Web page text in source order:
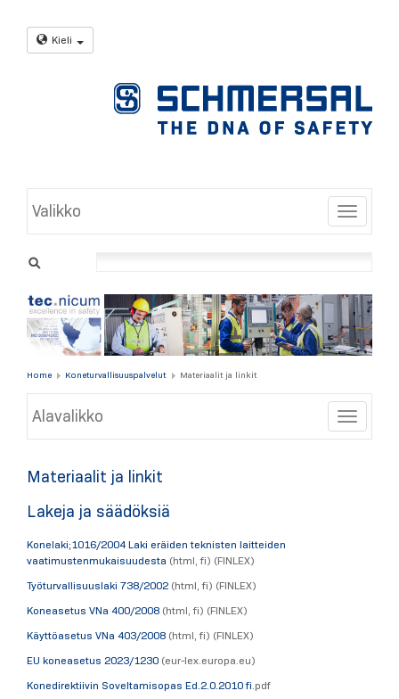
Kieli
Toggle
Valikko
Home Koneturvallisuuspalvelut Materiaalit ja linkit
Toggle
Alavalikko
Materiaalit ja linkit
Lakeja ja säädöksiä
Konelaki;1016/2004 Laki eräiden teknisten laitteiden
vaatimustenmukaisuudesta (html, fi) (FINLEX)
Työturvallisuuslaki 738/2002 (html, fi) (FINLEX)
Koneasetus VNa 400/2008 (html, fi) (FINLEX)
Käyttöasetus VNa 403/2008 (html, fi) (FINLEX)
EU koneasetus 2023/1230 (eur-lex.europa.eu)
Konedirektiivin Soveltamisopas Ed.2.0.2010 fi .pdf